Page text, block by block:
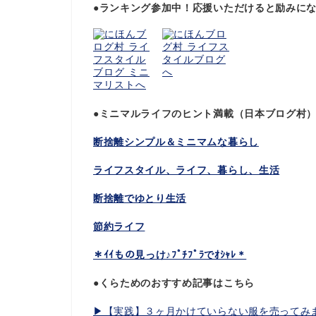
●ランキング参加中！応援いただけると励みに
●ミニマルライフのヒント満載（日本ブログ村）
断捨離シンプル＆ミニマムな暮らし
ライフスタイル、ライフ、暮らし、生活
断捨離でゆとり生活
節約ライフ
＊ｲｲもの見っけ♪ﾌﾟﾁﾌﾟﾗでｵｼｬﾚ＊
●くらためのおすすめ記事はこちら
▶︎【実践】３ヶ月かけていらない服を売ってみ